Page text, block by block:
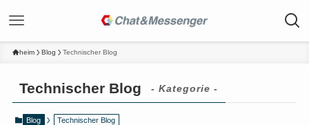
heim Blog Technischer Blog
Technischer Blog - Kategorie -
Blog Technischer Blog